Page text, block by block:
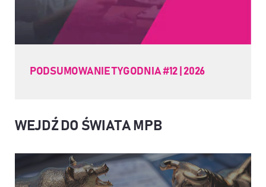
PODSUMOWANIE TYGODNIA #12 | 2026
WEJDŹ DO ŚWIATA MPB